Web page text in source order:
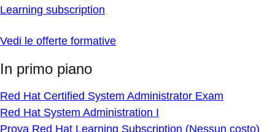
Learning subscription
Vedi le offerte formative
In primo piano
Red Hat Certified System Administrator Exam
Red Hat System Administration I
Prova Red Hat Learning Subscription (Nessun costo)